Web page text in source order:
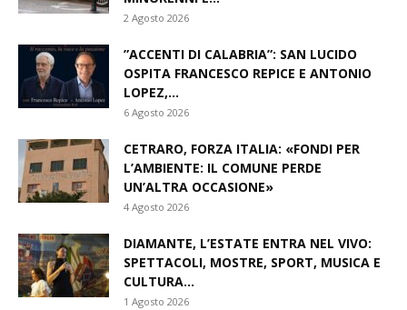
2 Agosto 2026
​”ACCENTI DI CALABRIA”: SAN LUCIDO
OSPITA FRANCESCO REPICE E ANTONIO
LOPEZ,...
6 Agosto 2026
CETRARO, FORZA ITALIA: «FONDI PER
L’AMBIENTE: IL COMUNE PERDE
UN’ALTRA OCCASIONE»
4 Agosto 2026
DIAMANTE, L’ESTATE ENTRA NEL VIVO:
SPETTACOLI, MOSTRE, SPORT, MUSICA E
CULTURA...
1 Agosto 2026